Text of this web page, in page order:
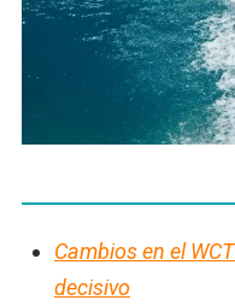
Cambios en el
decisivo